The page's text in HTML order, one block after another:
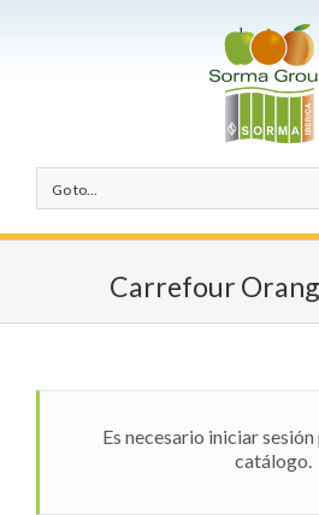
Go to...
Carrefour
Es necesario iniciar
catálogo.